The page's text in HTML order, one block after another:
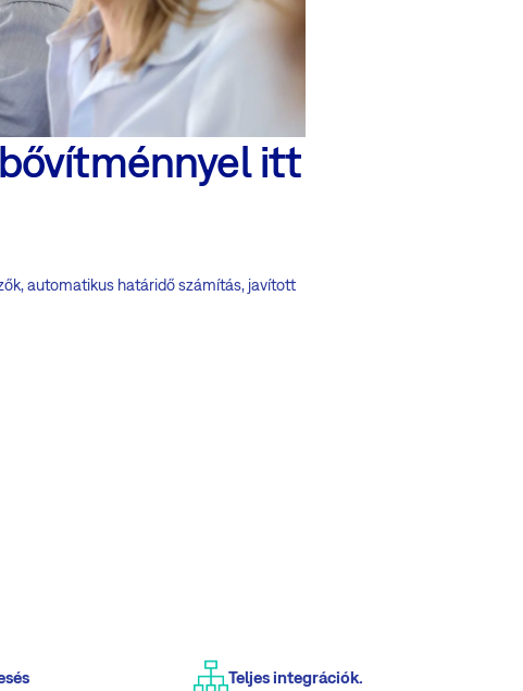
itt
automatikus határidő számítás, javított
Teljes integrációk.